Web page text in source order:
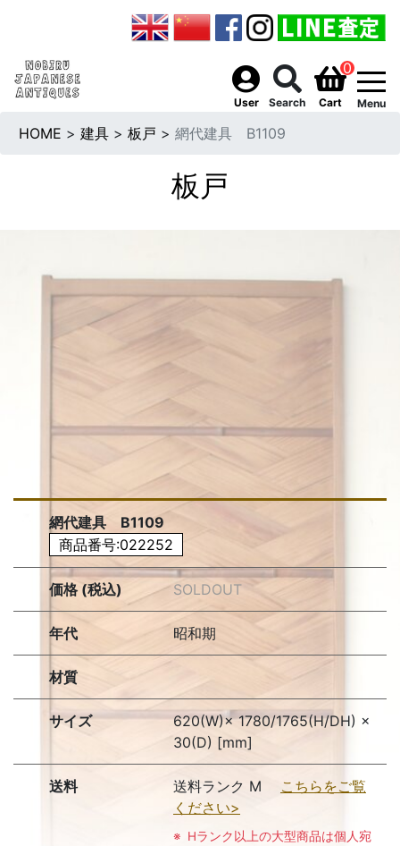
User Search
0
Cart Menu
HOME > 建具 > 板戸 > 網代建具 B1109
板戸
網代建具 B1109
商品番号:022252
価格 (税込) SOLDOUT
年代 昭和期
材質
サイズ
620(W)× 1780/1765(H/DH) ×
30(D) [mm]
送料 送料ランク M こちらをご覧
ください>
Hランク以上の大型商品は個人宛